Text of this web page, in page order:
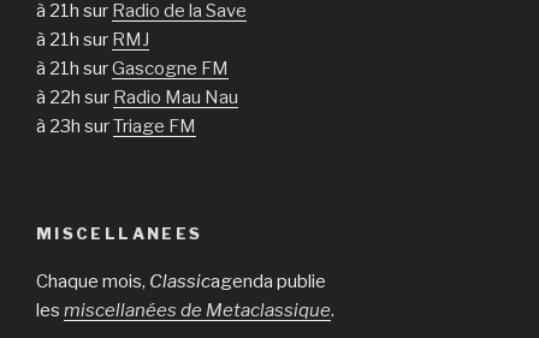
à 21h sur Radio de la Save
à 21h sur RMJ
à 21h surGascogne FM
à 22h sur Radio Mau Nau
à 23h surTriage FM
MISCELLANEES
Chaque mois, Classicagenda publie
les miscellanées de Metaclassique.